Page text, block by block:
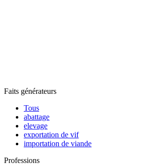
Faits générateurs
Tous
abattage
elevage
exportation de vif
importation de viande
Professions